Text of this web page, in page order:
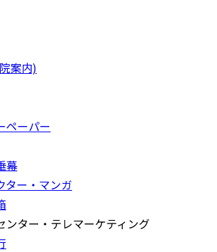
案内)
ペーパー
幕
ター・マンガ
ンター・テレマーケティング